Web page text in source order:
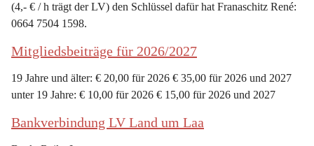
(4,- € / h trägt der LV) den Schlüssel dafür hat Franaschitz René:
0664 7504 1598.
Mitgliedsbeiträge für 2026/2027
19 Jahre und älter: € 20,00 für 2026 € 35,00 für 2026 und 2027
unter 19 Jahre: € 10,00 für 2026 € 15,00 für 2026 und 2027
Bankverbindung LV Land um Laa